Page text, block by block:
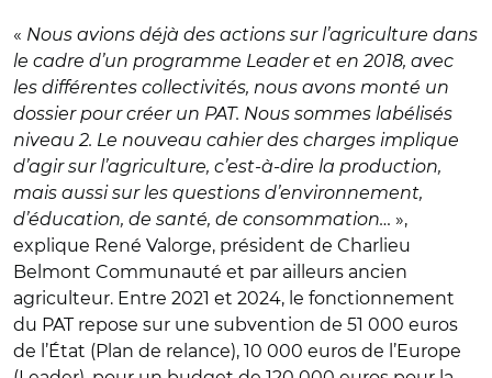
« Nous avions déjà des actions sur l’agriculture dans
le cadre d’un programme Leader et en 2018, avec
les différentes collectivités, nous avons monté un
dossier pour créer un PAT. Nous sommes labélisés
niveau 2. Le nouveau cahier des charges implique
d’agir sur l’agriculture, c’est-à-dire la production,
mais aussi sur les questions d’environnement,
d’éducation, de santé, de consommation… »,
explique René Valorge, président de Charlieu
Belmont Communauté et par ailleurs ancien
agriculteur. Entre 2021 et 2024, le fonctionnement
du PAT repose sur une subvention de 51 000 euros
de l’État (Plan de relance), 10 000 euros de l’Europe